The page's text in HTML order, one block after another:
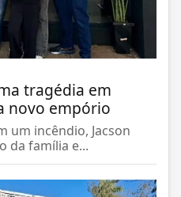
tragédia em
novo empório
um incêndio, Jacson
da família e...